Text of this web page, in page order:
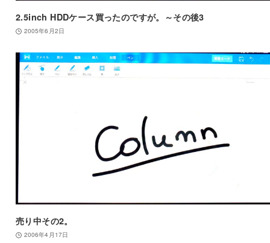
2.5inch HDDケース買ったのですが。～その後3
2005年6月2日
売り中その2。
2006年4月17日